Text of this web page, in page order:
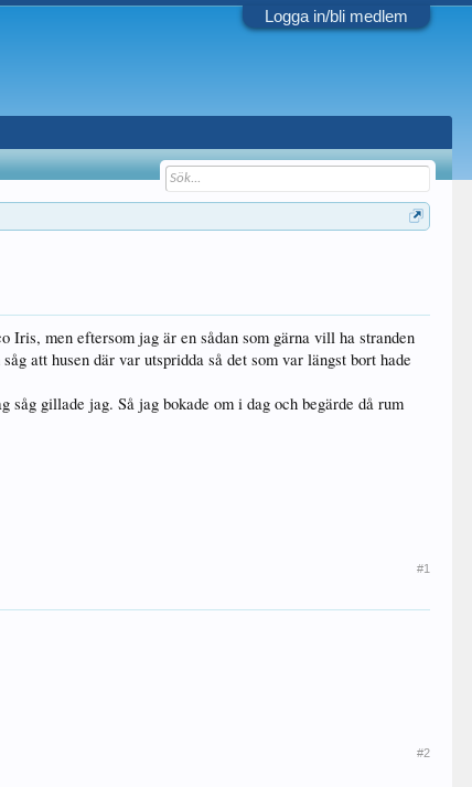
Logga in/bli medlem
men eftersom jag är en sådan som gärna vill ha stranden
att husen där var utspridda så det som var längst bort hade
gillade jag. Så jag bokade om i dag och begärde då rum
#1
#2